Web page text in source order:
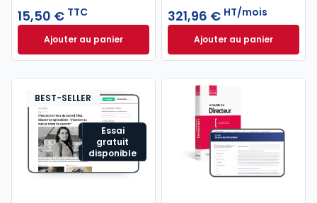
15,50 € TTC
Ajouter au panierHors Série Directions 35 - L'analyse des
321,96 € HT/mois
Ajouter au panier
ELnet Social à
Essai
gratuit
disponible
BEST-SELLER